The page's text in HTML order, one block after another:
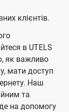
клієнтів.
в UTELS
як важливо
мати доступ
Наш
та
на допомогу